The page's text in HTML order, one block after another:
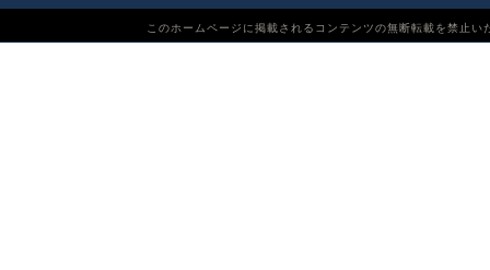
このホームページに掲載されるコンテンツの無断転載を禁